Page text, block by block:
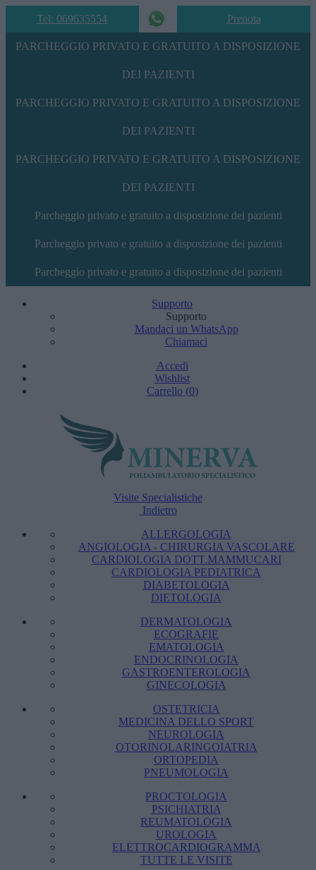
Tel: 069635554 Prenota
PARCHEGGIO PRIVATO E GRATUITO A DISPOSIZIONE
DEI PAZIENTI
PARCHEGGIO PRIVATO E GRATUITO A DISPOSIZIONE
DEI PAZIENTI
PARCHEGGIO PRIVATO E GRATUITO A DISPOSIZIONE
DEI PAZIENTI
Parcheggio privato e gratuito a disposizione dei pazienti
Parcheggio privato e gratuito a disposizione dei pazienti
Parcheggio privato e gratuito a disposizione dei pazienti
Supporto
Supporto
Mandaci un WhatsApp
Chiamaci
Accedi
Wishlist
Carrello (0)
Visite Specialistiche
Indietro
ALLERGOLOGIA
ANGIOLOGIA - CHIRURGIA VASCOLARE
CARDIOLOGIA DOTT.MAMMUCARI
CARDIOLOGIA PEDIATRICA
DIABETOLOGIA
DIETOLOGIA
DERMATOLOGIA
ECOGRAFIE
EMATOLOGIA
ENDOCRINOLOGIA
GASTROENTEROLOGIA
GINECOLOGIA
OSTETRICIA
MEDICINA DELLO SPORT
NEUROLOGIA
OTORINOLARINGOIATRIA
ORTOPEDIA
PNEUMOLOGIA
PROCTOLOGIA
PSICHIATRIA
REUMATOLOGIA
UROLOGIA
ELETTROCARDIOGRAMMA
TUTTE LE VISITE